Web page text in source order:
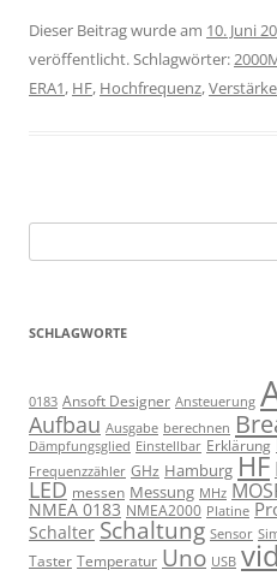
Dieser Beitrag wurde am 10. Juni
veröffentlicht. Schlagwörter:
ERA1, HF, Hochfrequenz,
nach:
SCHLAGWORTE
0183 Ansoft Designer Ansteuerung
Aufbau Ausgabe berechnen
Dämpfungsglied Einstellbar Erklärung
Frequenzzähler GHz Hamburg HF
LED messen Messung MHz
NMEA 0183 NMEA2000 Platine
Schalter Schaltung Sensor
Taster Temperatur Uno USB